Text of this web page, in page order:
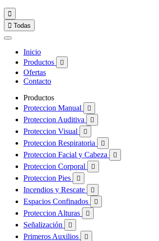

 Todas
Inicio
Productos

Ofertas
Contacto
Productos
Proteccion Manual

Proteccion Auditiva 
Proteccion Visual 
Proteccion Respiratoria 
Proteccion Facial y Cabeza 
Proteccion Corporal 
Proteccion Pies 
Incendios y Rescate 
Espacios Confinados 
Proteccion Alturas 
Señalización 
Primeros Auxilios 